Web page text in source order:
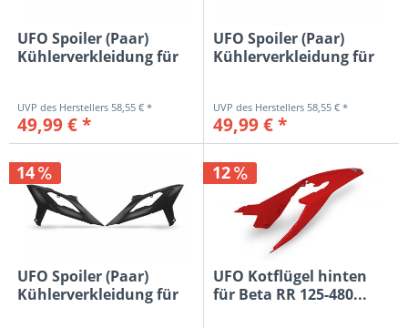
UFO Spoiler (Paar)
Kühlerverkleidung für
58,55 € *
49,99 € *
UFO Spoiler (Paar)
Kühlerverkleidung für
58,55 € *
49,99 € *
14
UFO Spoiler (Paar)
Kühlerverkleidung für
12
UFO Kotflügel hinten
für Beta RR 125-480...